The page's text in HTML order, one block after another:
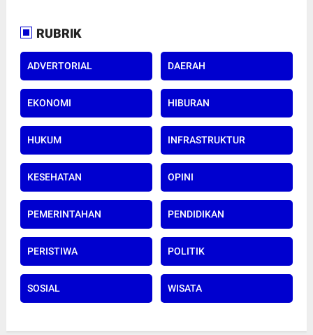
RUBRIK
ADVERTORIAL DAERAH
EKONOMI HIBURAN
HUKUM INFRASTRUKTUR
KESEHATAN OPINI
PEMERINTAHAN PENDIDIKAN
PERISTIWA POLITIK
SOSIAL WISATA